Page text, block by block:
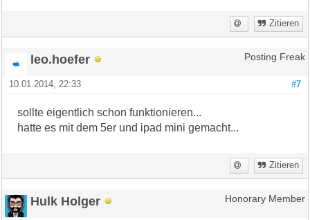
Zitieren
leo.hoefer Posting Freak
#7
10.01.2014, 22:33
sollte eigentlich schon funktionieren...
hatte es mit dem 5er und ipad mini gemacht...
Zitieren
Hulk Holger Honorary Member